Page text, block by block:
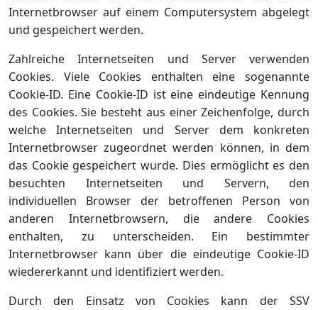
Internetbrowser auf einem Computersystem abgelegt
und gespeichert werden.
Zahlreiche Internetseiten und Server verwenden
Cookies. Viele Cookies enthalten eine sogenannte
Cookie-ID. Eine Cookie-ID ist eine eindeutige Kennung
des Cookies. Sie besteht aus einer Zeichenfolge, durch
welche Internetseiten und Server dem konkreten
Internetbrowser zugeordnet werden können, in dem
das Cookie gespeichert wurde. Dies ermöglicht es den
besuchten Internetseiten und Servern, den
individuellen Browser der betroffenen Person von
anderen Internetbrowsern, die andere Cookies
enthalten, zu unterscheiden. Ein bestimmter
Internetbrowser kann über die eindeutige Cookie-ID
wiedererkannt und identifiziert werden.
Durch den Einsatz von Cookies kann der SSV